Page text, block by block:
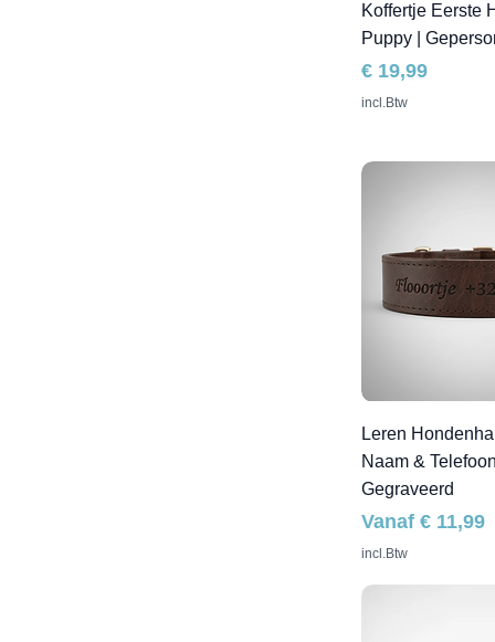
Koffertje Eerste
Puppy |
Prijs
€ 19,99
incl.Btw
Leren
Naam &
Gegraveerd
Vanaf€ 11,99
Verkoopprijs
incl.Btw